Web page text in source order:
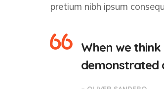
pretium nibh ipsum
When we
demonstrated